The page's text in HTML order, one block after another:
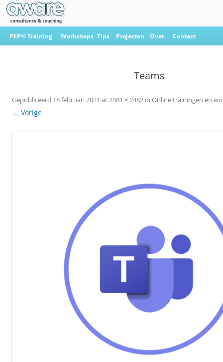
Ga
naar
PEP® Training Workshops Tips Projecten Over Contact
Teams
Gepubliceerd 18 februari 2021 at 2481 × 2482 in Online trainingen en
← Vorige